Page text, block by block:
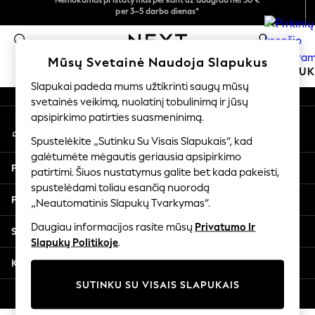
per 3–5 darbo dienas*
Dabar galite apsipirkti lietuvių kalba!
Greičiau ir saugiau,
atsiskaitymas naudojantis „Mokėjimas per banką“
0
MOKYKLINĖ APRANGA MERGAITĖMS
SCHOOLWEAR
All Boys Schoolwear
Shoes
Trousers
Shorts
Shirts
Polo Shirts
Sweatshirts & Jumpers
Coats & Jackets
Underwear
Multipacks
All Boys Sport & Swimwear
An error occurred on client
Mūsų socialiniai tinklai
Mano paskyra
Prisijunkite prie savo paskyros
Pagalba
Privatumas ir teisinė informacija
Skyriai
Kitos paslaugos
Mūsų Svetainė Naudoja Slapukus
Slapukai padeda mums užtikrinti saugų mūsų
svetainės veikimą, nuolatinį tobulinimą ir jūsų
apsipirkimo patirties suasmeninimą.
Spustelėkite „Sutinku Su Visais Slapukais“, kad
galėtumėte mėgautis geriausia apsipirkimo
patirtimi. Šiuos nustatymus galite bet kada pakeisti,
spustelėdami toliau esančią nuorodą
„Neautomatinis Slapukų Tvarkymas“.
Daugiau informacijos rasite mūsų Privatumo Ir
Slapukų Politikoje.
SUTINKU SU VISAIS SLAPUKAIS